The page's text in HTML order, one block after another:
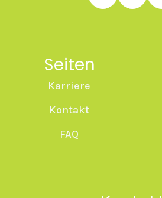
Seiten
Karriere
Kontakt
FAQ